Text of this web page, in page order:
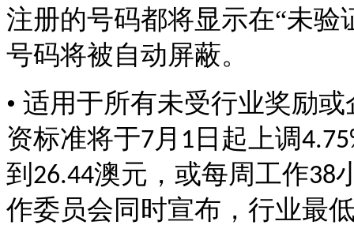
注册的号码都将显示在“未
号码将被自动屏蔽。
• 适用于所有未受行业奖励
资标准将于7月 1 日起上调
到 26.44澳元，或每周工作38
作委员会同时宣布，行业最